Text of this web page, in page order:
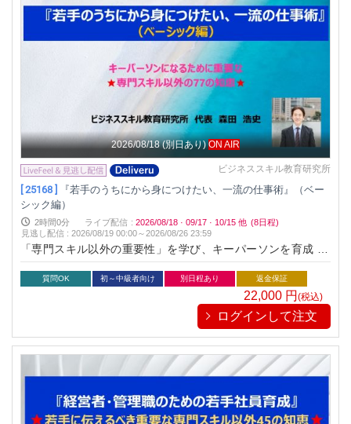
2026/08/18 (別日あり) ON AIR
ビジネススキル教育研究所
[ 25168 ]
『若手のうちにから身につけたい、一流の仕事術』（ベー
シック編）
2時間0分 ライブ配信 : 2026/08/18 · 09/17 · 10/15 他 (8日程)
見逃し配信 :2026/08/19 00:00～2026/08/26 23:59
「専門スキル以外の重要性」を学び、キーパーソンを育成 for
すべての業種共通
質問OK 初～中級者向け 別日程あり 返金保証
22,000 円(税込)
ログインして注文